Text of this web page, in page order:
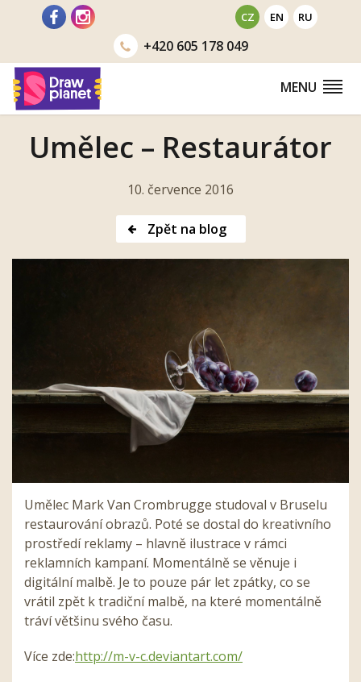
CZ EN RU
+420605 178 049
MENU
Umělec – Restaurátor
10. července 2016
Zpět na blog
Umělec Mark Van Crombrugge studoval v Bruselu
restaurování obrazů. Poté se dostal do kreativního
prostředí reklamy – hlavně ilustrace v rámci
reklamních kampaní. Momentálně se věnuje i
digitální malbě. Je to pouze pár let zpátky, co se
vrátil zpět k tradiční malbě, na které momentálně
tráví většinu svého času.
Více zde:http://m-v-c.deviantart.com/